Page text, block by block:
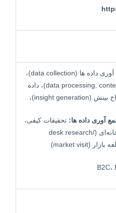
جمع آوری داده ها (data collection)،
پردازش داده ها (data processing, content analysis)، داده
آوری داده ها: تحقیقات کیفی،
تحقیقات کمی، تحقیقات کتابخانه‌ای (desk research/